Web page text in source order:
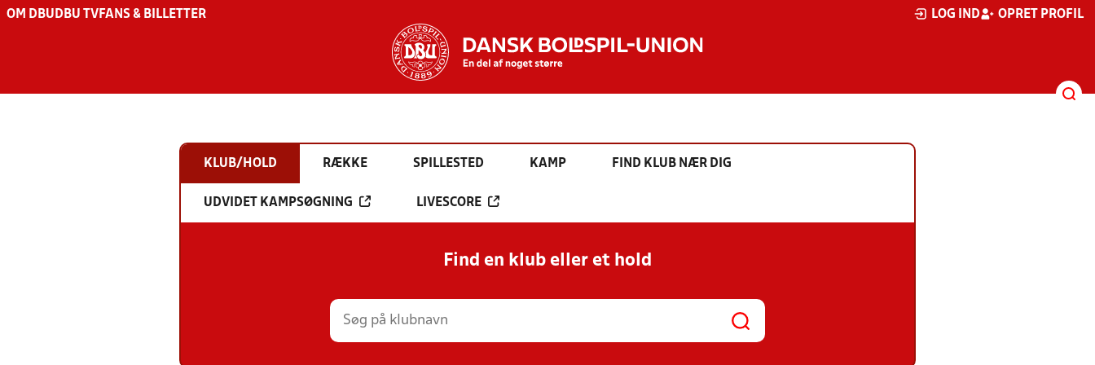
OM DBU DBU TV FANS & BILLETTER LOG IND OPRET PROFIL
KLUB/HOLD RÆKKE SPILLESTED KAMP FIND KLUB NÆR DIG
UDVIDET KAMPSØGNING LIVESCORE
Find en klub eller et hold